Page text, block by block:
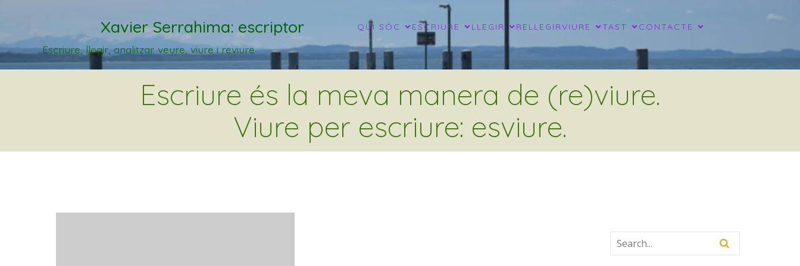
Xavier Serrahima: escriptor QUI SÓC ESCRIURE LLEGIR RELLEGIRVIURE TAST CONTACTE
Escriure, llegir, analitzar. veure, viure i reviure
Escriure és la meva manera de (re)viure.
Viure per escriure: esviure.